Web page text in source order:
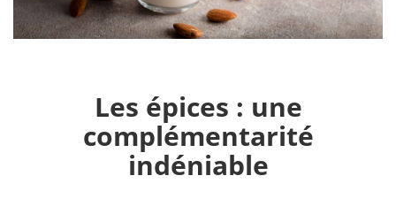
Les épices : une
complémentarité
indéniable